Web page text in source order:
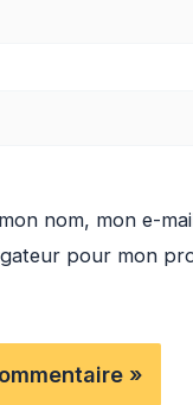
nom, mon e-
pour mon